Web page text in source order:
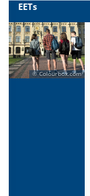
EETs
Colourbox.com